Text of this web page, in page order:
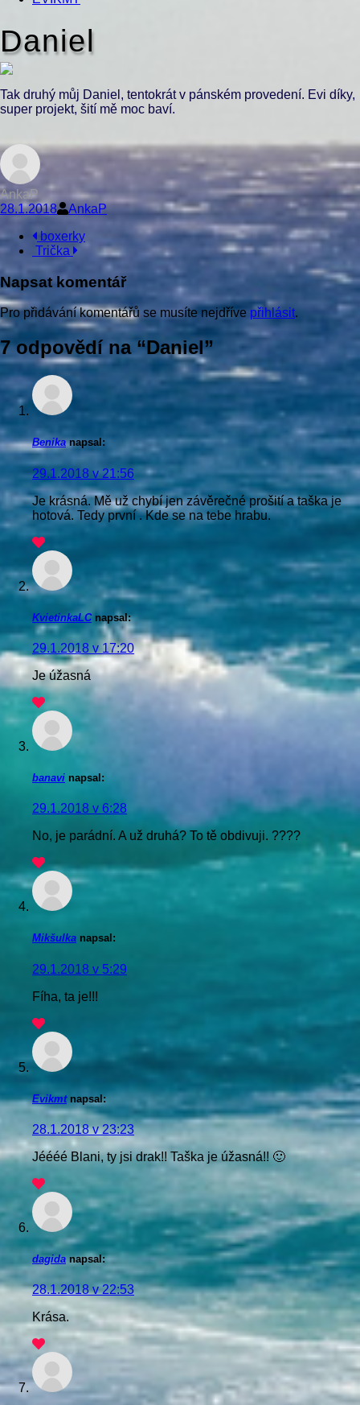
Daniel
Tak druhý můj Daniel, tentokrát v pánském provedení. Evi díky,
super projekt, šití mě moc baví.
AnkaP
28.1.2018
AnkaP
Navigace
příspěvku
boxerky
Trička
Napsat komentář
Pro přidávání komentářů se musíte nejdříve přihlásit.
7 odpovědí na “Daniel”
Benika napsal:
29.1.2018 v 21:56
Je krásná. Mě už chybí jen závěrečné prošití a taška je
hotová. Tedy první . Kde se na tebe hrabu.
KvietinkaLC napsal:
29.1.2018 v 17:20
Je úžasná
banavi napsal:
29.1.2018 v 6:28
No, je parádní. A už druhá? To tě obdivuji. ????
Mikšulka napsal:
29.1.2018 v 5:29
Fíha, ta je!!!
Evikmt napsal:
28.1.2018 v 23:23
Jéééé Blani, ty jsi drak!! Taška je úžasná!! 🙂
dagida napsal:
28.1.2018 v 22:53
Krása.